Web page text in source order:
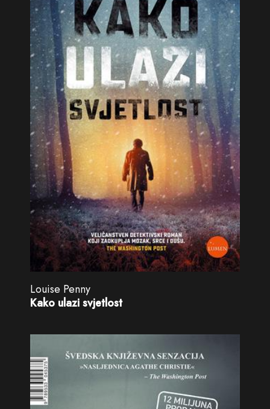
Louise Penny
Kako ulazi svjetlost